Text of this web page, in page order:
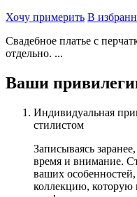
Хочу примерить В
Свадебное платье с
отдельно. ...
Ваши
Индивидуальная
стилистом
Записываясь
время и внимание.
ваших
коллекцию,